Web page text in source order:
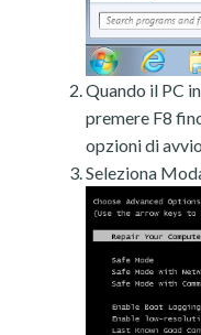
Quando il PC
premere F8
opzioni di
Seleziona